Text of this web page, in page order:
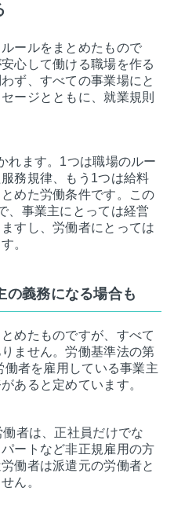
ールをまとめたもので
心して働ける職場を作る
ず、すべての事業場にと
ージとともに、就業規則
れます。1つは職場のルー
務規律、もう1つは給料
めた労働条件です。この
、事業主にとっては経営
すし、労働者にとっては
。
の義務になる場合も
めたものですが、すべて
ません。労働基準法の第
者を雇用している事業主
あると定めています。
働者は、正社員だけでな
ートなど非正規雇用の方
働者は派遣元の労働者と
ん。